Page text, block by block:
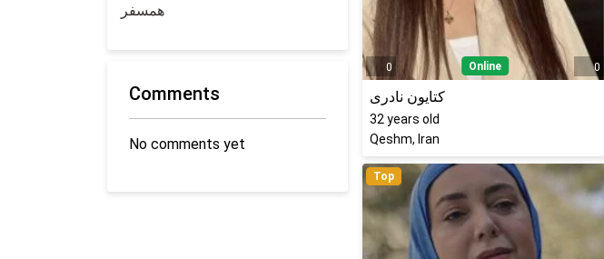
0 Online 0
کتایون نادری
32 years old
Qeshm, Iran
Top
همسفر
Comments
No comments yet